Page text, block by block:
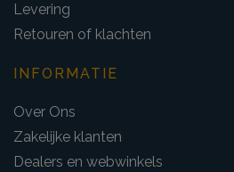
Levering
Retouren of klachten
INFORMATIE
Over Ons
Zakelijke klanten
Dealers en webwinkels